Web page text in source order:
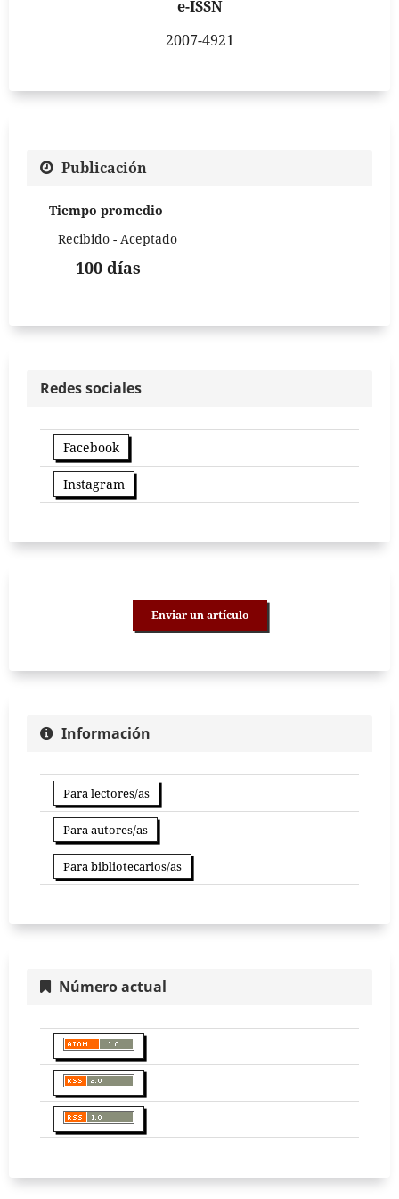
e-ISSN
2007-4921
Publicación
Tiempo promedio
Recibido - Aceptado
100 días
Redes sociales
Facebook
Instagram
Enviar un artículo
Información
Para lectores/as
Para autores/as
Para bibliotecarios/as
Número actual